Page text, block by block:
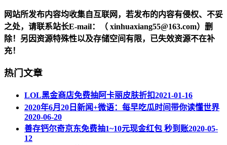
网站所发布内容均收集自互联网，若发布的内容有侵权、不妥
之处，请联系站长E-mail：（ xinhuaxiang55@163.com）删
除！另因资源特殊性以及存储空间有限，已失效资源不在补
充！
热门文章
LOL黑金商店免费抽阿卡丽皮肤折扣2021-01-16
2020年6月20日新闻+微语：每早吃瓜时间带你读懂世界
2020-06-20
善存钙尔奇京东免费抽1~10元现金红包 秒到账2020-05-
12